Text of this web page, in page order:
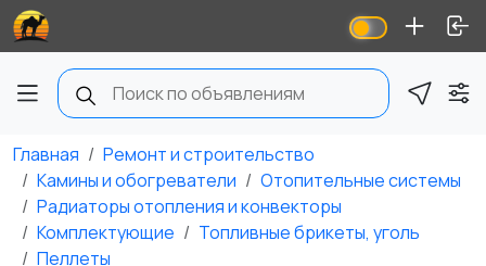
Главная
Ремонт и строительство
Камины и обогреватели
Отопительные системы
Радиаторы отопления и конвекторы
Комплектующие
Топливные брикеты, уголь
Пеллеты